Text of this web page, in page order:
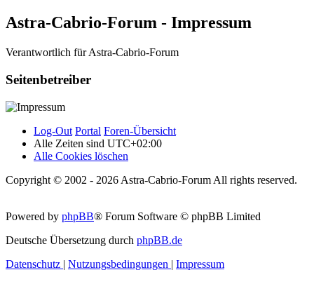
Astra-Cabrio-Forum - Impressum
Verantwortlich für Astra-Cabrio-Forum
Seitenbetreiber
Log-Out Portal Foren-Übersicht
Alle Zeiten sind UTC+02:00
Alle Cookies löschen
Copyright © 2002 - 2026 Astra-Cabrio-Forum All rights reserved.
Powered by phpBB® Forum Software © phpBB Limited
Deutsche Übersetzung durch phpBB.de
Datenschutz | Nutzungsbedingungen | Impressum